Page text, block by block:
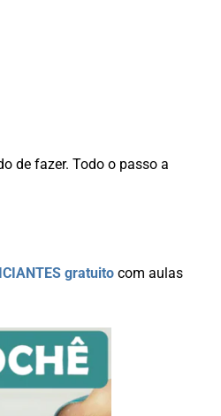
de fazer. Todo o passo a
gratuitocom aulas